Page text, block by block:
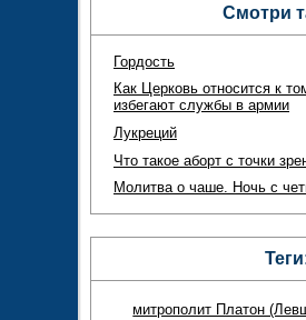
Смотри
Гордость
Как Церковь относится к
избегают службы в армии
Лукреций
Что такое аборт с точки
Молитва о чаше. Ночь с
митрополит Платон